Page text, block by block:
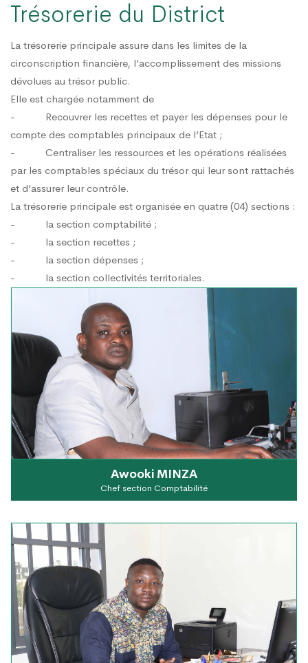
Trésorerie du District
La trésorerie principale assure dans les limites de la
circonscription financière, l’accomplissement des missions
dévolues au trésor public.
Elle est chargée notamment de
- Recouvrer les recettes et payer les dépenses pour le
compte des comptables principaux de l’Etat ;
- Centraliser les ressources et les opérations réalisées
par les comptables spéciaux du trésor qui leur sont rattachés
et d’assurer leur contrôle.
La trésorerie principale est organisée en quatre (04) sections :
- la section comptabilité ;
- la section recettes ;
- la section dépenses ;
- la section collectivités territoriales.
Awooki MINZA
Chef section Comptabilité